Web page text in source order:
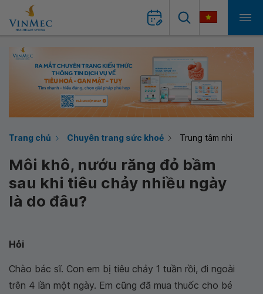
Trang chủ Chuyên trang sức khoẻ Trung tâm nhi
Môi khô, nướu răng đỏ bầm
sau khi tiêu chảy nhiều ngày
là do đâu?
Hỏi
Chào bác sĩ. Con em bị tiêu chảy 1 tuần rồi, đi ngoài
trên 4 lần một ngày. Em cũng đã mua thuốc cho bé